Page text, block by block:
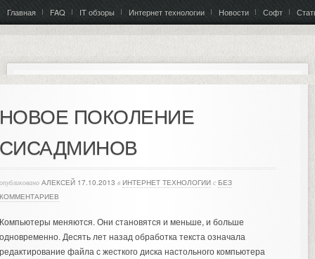
Главная FAQ IT обзоры Интернет технологии Новости Софт
ПОКОЛЕНИЕ
АЛЕКСЕЙ 17.10.2013 в ИНТЕРНЕТ ТЕХНОЛОГИИ с БЕЗ
меняются. Они становятся и меньше, и больше
Десять лет назад обработка текста означала
файла с жесткого диска настольного компьютера